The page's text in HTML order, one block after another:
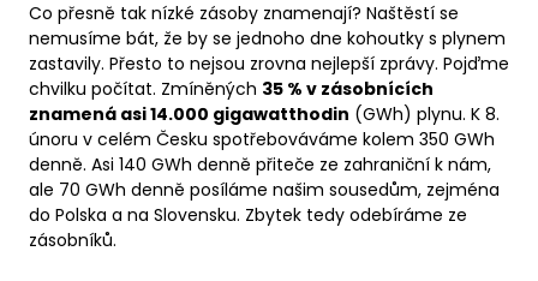
Co přesně tak nízké zásoby znamenají? Naštěstí se
nemusíme bát, že by se jednoho dne kohoutky s plynem
zastavily. Přesto to nejsou zrovna nejlepší zprávy. Pojďme
chvilku počítat. Zmíněných 35 % v zásobnících
znamená asi 14.000 gigawatthodin (GWh) plynu. K 8.
únoru v celém Česku spotřebováváme kolem 350 GWh
denně. Asi 140 GWh denně přiteče ze zahraniční k nám,
ale 70 GWh denně posíláme našim sousedům, zejména
do Polska a na Slovensku. Zbytek tedy odebíráme ze
zásobníků.